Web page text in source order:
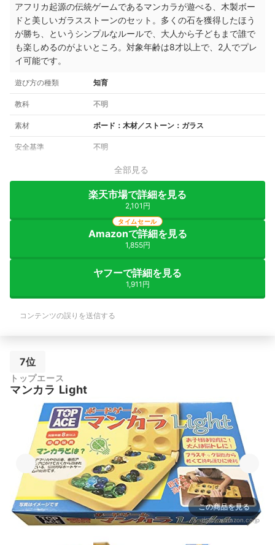
アフリカ起源の伝統ゲームであるマンカラが遊べる、木製ボー
ドと美しいガラスストーンのセット。 多くの石を獲得したほう
が勝ち、というシンプルなルールで 、大人から子どもまで誰で
も楽しめるのがよいところ。 対象年齢は8才以上で、 2人でプレ
イ可能です。
遊び方の種類 知育
教科 不明
素材 ボード：木材／ストーン：ガラス
安全基準 不明
全部見る
楽天市場で詳細を見る
2,101円
Amazonで詳細を見る
1,855円
タイムセール
ヤフーで詳細を見る
1,911円
コンテンツの誤りを送信する
7位
トップエース
マンカラ Light
この商品を見る
出典：amazon.co.jp